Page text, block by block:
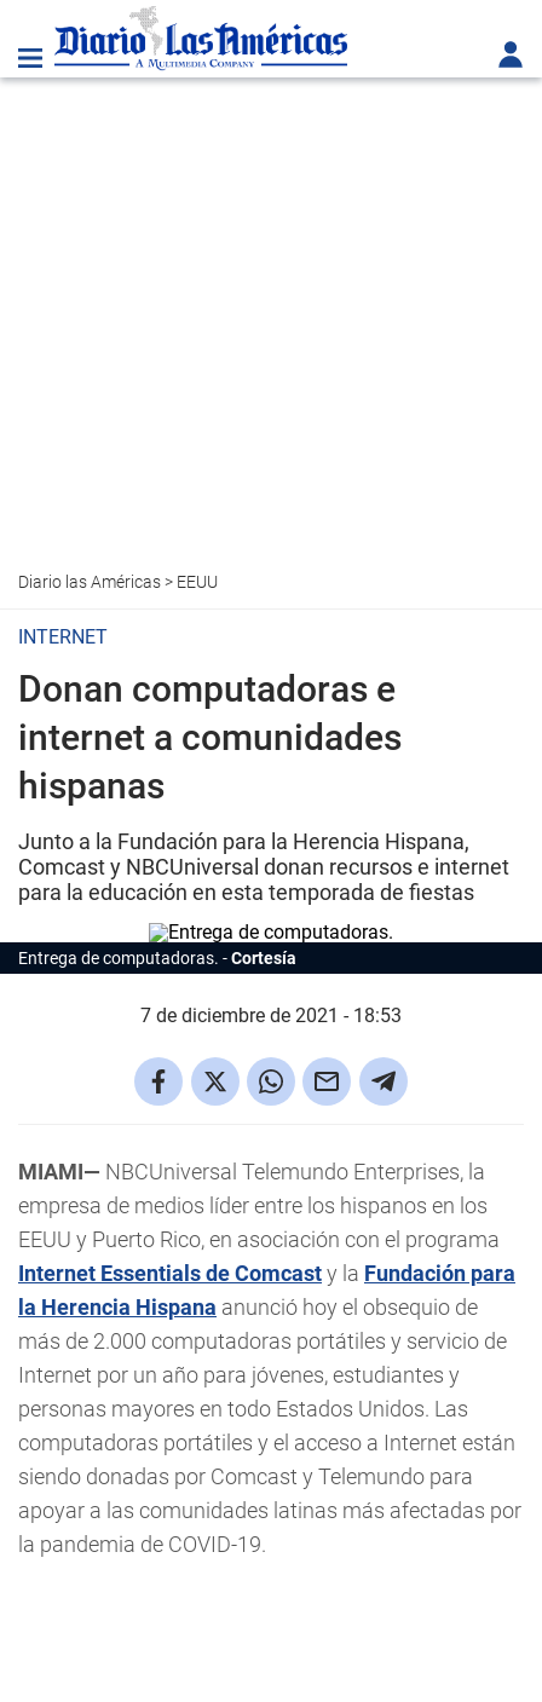
Diario las Américas> EEUU
INTERNET
Donan computadoras e
internet a comunidades
hispanas
Junto a la Fundación para la Herencia Hispana,
Comcast y NBCUniversal donan recursos e internet
para la educación en esta temporada de fiestas
Entrega de computadoras. Cortesía
7 de diciembre de 2021 - 18:53
MIAMI— NBCUniversal Telemundo Enterprises, la
empresa de medios líder entre los hispanos en los
EEUU y Puerto Rico, en asociación con el programa
Internet Essentials de Comcasty la Fundación para
la Herencia Hispana anunció hoy el obsequio de
más de 2.000 computadoras portátiles y servicio de
Internet por un año para jóvenes, estudiantes y
personas mayores en todo Estados Unidos. Las
computadoras portátiles y el acceso a Internet están
siendo donadas por Comcast y Telemundo para
apoyar a las comunidades latinas más afectadas por
la pandemia de COVID-19.